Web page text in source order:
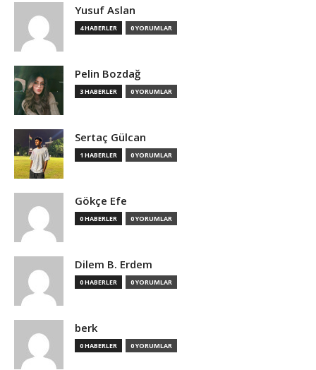
Yusuf Aslan
4 HABERLER 0 YORUMLAR
Pelin Bozdağ
3 HABERLER 0 YORUMLAR
Sertaç Gülcan
1 HABERLER 0 YORUMLAR
Gökçe Efe
0 HABERLER 0 YORUMLAR
Dilem B. Erdem
0 HABERLER 0 YORUMLAR
berk
0 HABERLER 0 YORUMLAR